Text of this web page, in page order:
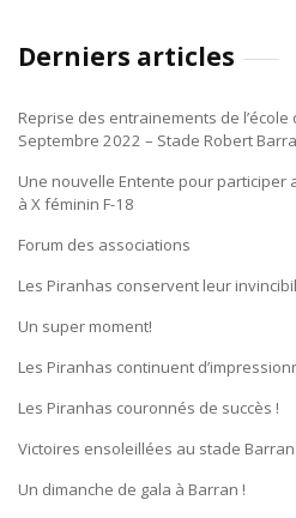
Derniers articles
Reprise des entrainements de l’école
Septembre 2022 – Stade Robert
Une nouvelle Entente pour participer
à X féminin F-18
Forum des associations
Les Piranhas conservent leur
Un super moment!
Les Piranhas continuent
Les Piranhas couronnés de succès !
Victoires ensoleillées au stade Barran
Un dimanche de gala à Barran !